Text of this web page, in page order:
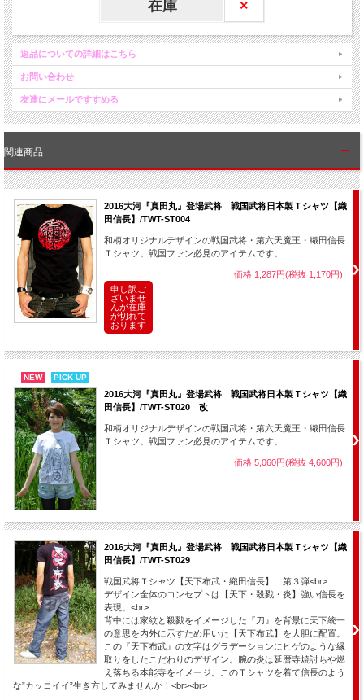
在庫 ×
返品についての詳細はこちら
お問い合わせ
友達にメールですすめる
関連商品
2016大河『真田丸』登場武将 戦国武将日本製Ｔシャツ【織
田信長】/TWT-ST004
和柄オリジナルデザインの戦国武将・第六天魔王・織田信長
Ｔシャツ。戦国ファン必見のアイテムです。
価格:1,287円(税抜 1,170円)
申し訳ご
ざいませ
んが在庫
が切れて
おります
NEW PICK UP
2016大河『真田丸』登場武将 戦国武将日本製Ｔシャツ【織
田信長】/TWT-ST020 改
和柄オリジナルデザインの戦国武将・第六天魔王・織田信長
Ｔシャツ。戦国ファン必見のアイテムです。
価格:5,060円(税抜 4,600円)
2016大河『真田丸』登場武将 戦国武将日本製Ｔシャツ【織
田信長】/TWT-ST029
戦国武将Ｔシャツ【天下布武・織田信長】 第３弾<br>
デザイン全体のコンセプトは【天下・殺戮・炎】強い信長を
表現。<br>
背中には家紋と殺戮をイメージした『刀』を背景に天下統一
の意思を内外に示すため用いた【天下布武】を大胆に配置。
この『天下布武』の文字はグラデーションにヒゲのような縁
取りをしたこだわりのデザイン。腕の炎は延暦寺焼討ちや燃
え落ちる本能寺をイメージ。このＴシャツを着て信長のよう
な”カッコイイ”生き方してみませんか！<br><br>